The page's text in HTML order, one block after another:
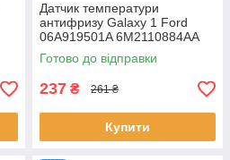
Датчик температури
антифризу Galaxy 1 Ford
06A919501A 6M2110884AA
MN980450 06A919501
Готово до відправки
237 ₴ 261 ₴
Купити